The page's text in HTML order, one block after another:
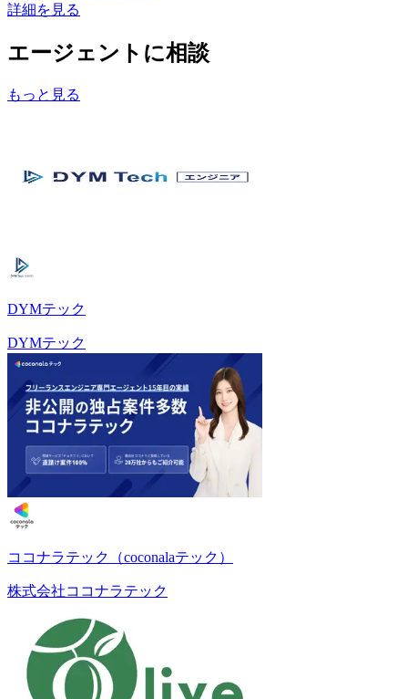
詳細を見る
エージェントに相談
もっと見る
DYMテック
DYMテック
ココナラテック（coconalaテック）
株式会社ココナラテック